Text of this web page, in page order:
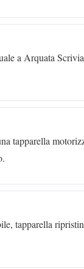
a Arquata
tapparella
tapparella